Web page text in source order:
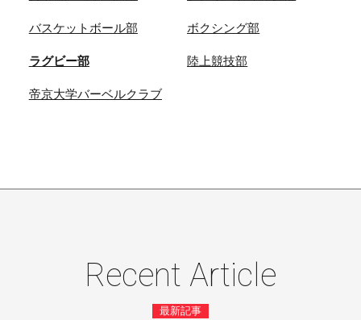
バスケットボール部 ボクシング部
ラグビー部 陸上競技部
帝京大学バーベルクラブ
Recent Article
最新記事